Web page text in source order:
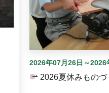
2026年07月26日～2026
2026夏休みもの